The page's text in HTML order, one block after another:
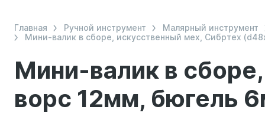
Мини-валик в
ворс 12мм, бюгель
Главная Ручной инструмент Малярный инструмент
Мини-валик в сборе, искусственный мех, Сибртех